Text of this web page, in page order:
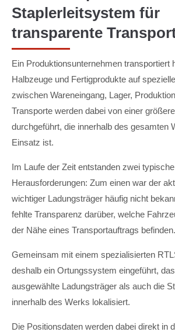
Staplerleitsystem für
transparente
Ein Produktionsunternehmen transportiert
Halbzeuge und Fertigprodukte auf
zwischen Wareneingang, Lager,
Transporte werden dabei von einer
durchgeführt, die innerhalb des gesamten
Einsatz ist.
Im Laufe der Zeit entstanden zwei typische
Herausforderungen: Zum einen war der
wichtiger Ladungsträger häufig nicht
fehlte Transparenz darüber, welche
der Nähe eines Transportauftrags befinden.
Gemeinsam mit einem spezialisierten
deshalb ein Ortungssystem eingeführt,
ausgewählte Ladungsträger als auch die
innerhalb des Werks lokalisiert.
Die Positionsdaten werden dabei direkt in